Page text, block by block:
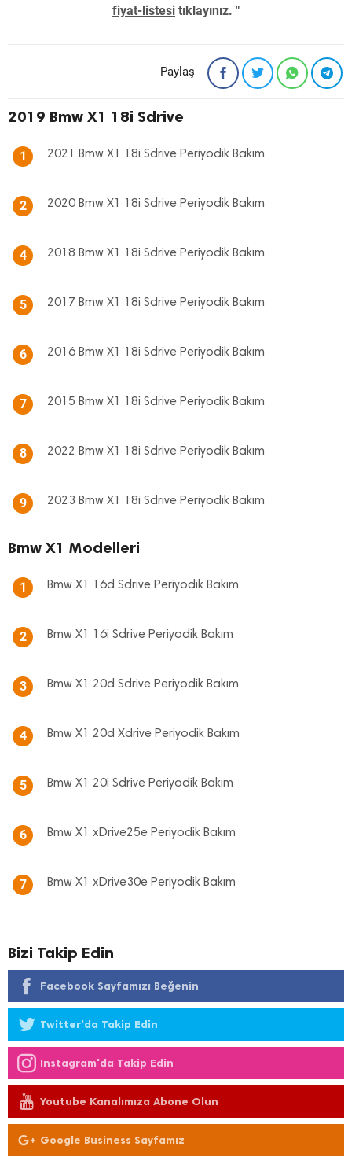
fiyat-listesi tıklayınız. "
Paylaş
2019 Bmw X1 18i Sdrive
1 2021 Bmw X1 18i Sdrive Periyodik Bakım
2 2020 Bmw X1 18i Sdrive Periyodik Bakım
4 2018 Bmw X1 18i Sdrive Periyodik Bakım
5 2017 Bmw X1 18i Sdrive Periyodik Bakım
6 2016 Bmw X1 18i Sdrive Periyodik Bakım
7 2015 Bmw X1 18i Sdrive Periyodik Bakım
8 2022 Bmw X1 18i Sdrive Periyodik Bakım
9 2023 Bmw X1 18i Sdrive Periyodik Bakım
Bmw X1 Modelleri
1 Bmw X1 16d Sdrive Periyodik Bakım
2 Bmw X1 16i Sdrive Periyodik Bakım
3 Bmw X1 20d Sdrive Periyodik Bakım
4 Bmw X1 20d Xdrive Periyodik Bakım
5 Bmw X1 20i Sdrive Periyodik Bakım
6 Bmw X1 xDrive25e Periyodik Bakım
7 Bmw X1 xDrive30e Periyodik Bakım
Bizi Takip Edin
Facebook Sayfamızı Beğenin
Twitter'da Takip Edin
Instagram'da Takip Edin
Youtube Kanalımıza Abone Olun
Google Business Sayfamız